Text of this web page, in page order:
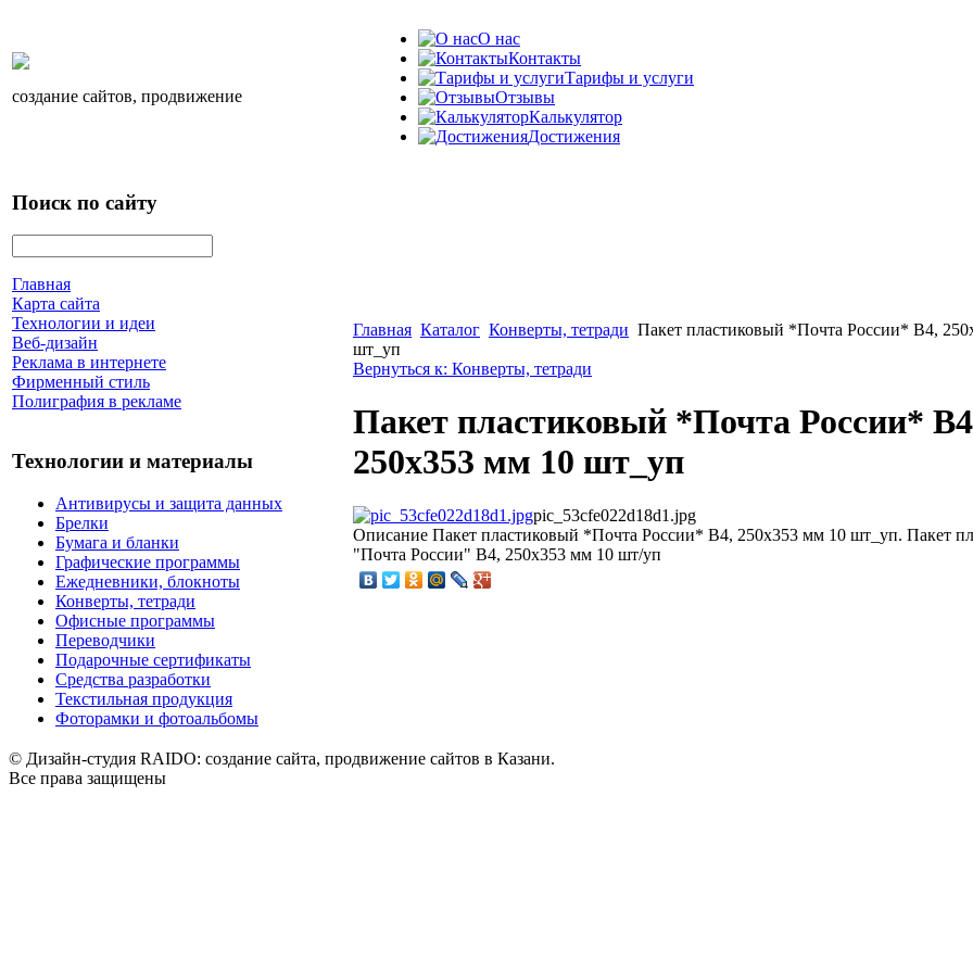
создание сайтов, продвижение
О нас
Контакты
Тарифы и услуги
Отзывы
Калькулятор
Достижения
Поиск по сайту
Главная
Карта сайта
Технологии и идеи
Веб-дизайн
Реклама в интернете
Фирменный стиль
Полиграфия в рекламе
Технологии и материалы
Антивирусы и защита данных
Брелки
Бумага и бланки
Графические программы
Ежедневники, блокноты
Конверты, тетради
Офисные программы
Переводчики
Подарочные сертификаты
Средства разработки
Текстильная продукция
Фоторамки и фотоальбомы
Главная Каталог Конверты, тетради Пакет пластиковый *Почта России* В4,
шт_уп
Вернуться к: Конверты, тетради
Пакет пластиковый *Почта России*
250х353 мм 10 шт_уп
pic_53cfe022d18d1.jpg
Описание Пакет пластиковый *Почта России* В4, 250х353 мм 10 шт_уп. Пакет
"Почта России" В4, 250х353 мм 10 шт/уп
© Дизайн-студия RAIDO: создание сайта, продвижение сайтов в Казани.
Все права защищены